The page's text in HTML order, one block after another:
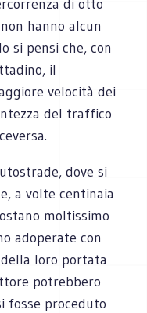
di otto
hanno alcun
si pensi che, con
il
velocità dei
del traffico
dove si
a volte centinaia
moltissimo
adoperate con
loro portata
potrebbero
fosse proceduto